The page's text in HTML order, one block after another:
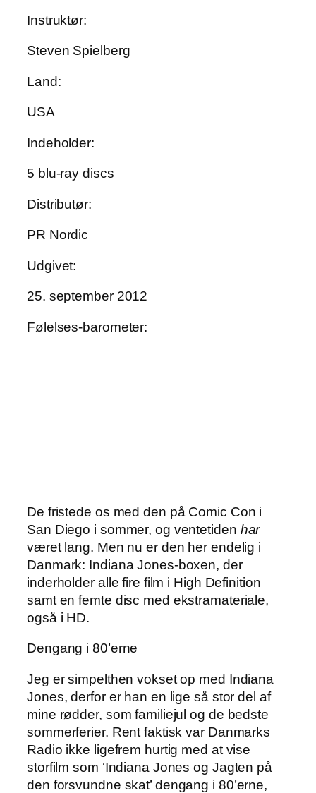
Instruktør:
Steven Spielberg
Land:
USA
Indeholder:
5 blu-ray discs
Distributør:
PR Nordic
Udgivet:
25. september 2012
Følelses-barometer:
De fristede os med den på Comic Con i
San Diego i sommer, og ventetiden har
været lang. Men nu er den her endelig i
Danmark: Indiana Jones-boxen, der
inderholder alle fire film i High Definition
samt en femte disc med ekstramateriale,
også i HD.
Dengang i 80’erne
Jeg er simpelthen vokset op med Indiana
Jones, derfor er han en lige så stor del af
mine rødder, som familiejul og de bedste
sommerferier. Rent faktisk var Danmarks
Radio ikke ligefrem hurtig med at vise
storfilm som ‘Indiana Jones og Jagten på
den forsvundne skat’ dengang i 80’erne,